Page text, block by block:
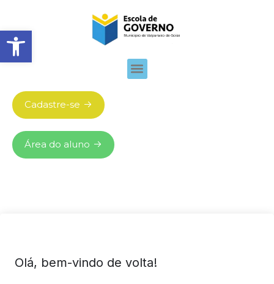
Abrir barra de ferramentas
Cadastre-se
Área do aluno
Olá, bem-vindo de volta!